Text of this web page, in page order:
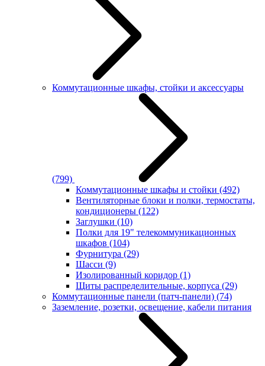
Коммутационные шкафы, стойки и аксессуары
(799)
Коммутационные шкафы и стойки (492)
Вентиляторные блоки и полки, термостаты,
кондиционеры (122)
Заглушки (10)
Полки для 19" телекоммуникационных
шкафов (104)
Фурнитура (29)
Шасси (9)
Изолированный коридор (1)
Щиты распределительные, корпуса (29)
Коммутационные панели (патч-панели) (74)
Заземление, розетки, освещение, кабели питания